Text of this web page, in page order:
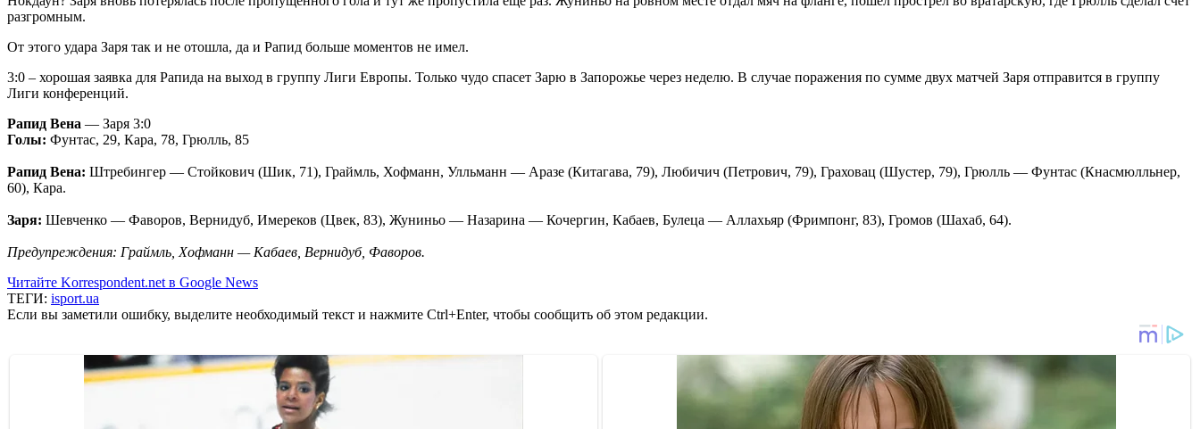
разгромным.
От этого удара Заря так и не отошла, да и Рапид больше моментов не имел.
3:0 – хорошая заявка для Рапида на выход в группу Лиги Европы. Только чудо спасет Зарю в Запорожье через неделю. В случае поражения по сумме двух матчей Заря отправится в группу
Лиги конференций.
Рапид Вена — Заря 3:0
Голы: Фунтас, 29, Кара, 78, Грюлль, 85
Рапид Вена: Штребингер — Стойкович (Шик, 71), Граймль, Хофманн, Улльманн — Аразе (Китагава, 79), Любичич (Петрович, 79), Граховац (Шустер, 79), Грюлль — Фунтас (Кнасмюлльнер,
60), Кара.
Заря: Шевченко — Фаворов, Вернидуб, Имереков (Цвек, 83), Жуниньо — Назарина — Кочергин, Кабаев, Булеца — Аллахьяр (Фримпонг, 83), Громов (Шахаб, 64).
Предупреждения: Граймль, Хофманн — Кабаев, Вернидуб, Фаворов.
Читайте Korrespondent.net в Google News
ТЕГИ: isport.ua
Если вы заметили ошибку, выделите необходимый текст и нажмите Ctrl+Enter, чтобы сообщить об этом редакции.